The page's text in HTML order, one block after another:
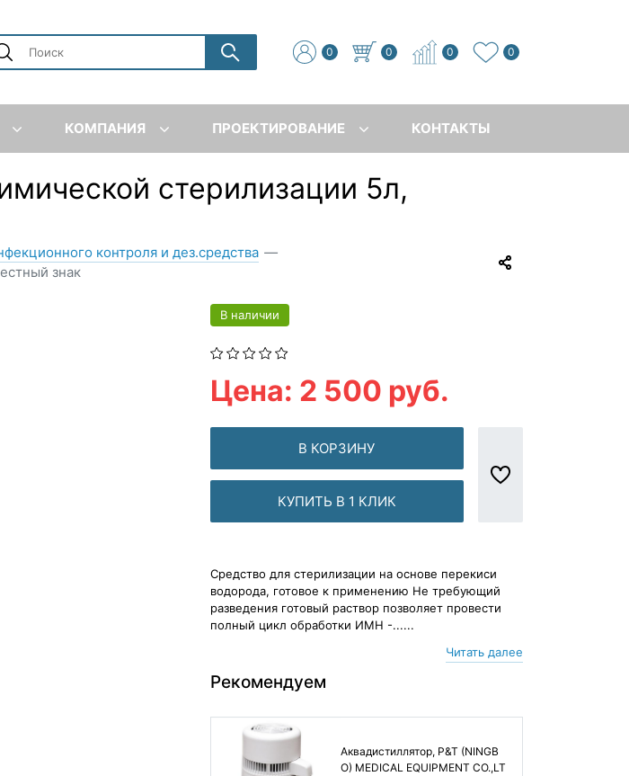
0 0 0 0
КОМПАНИЯ ПРОЕКТИРОВАНИЕ КОНТАКТЫ
стерилизации 5л,
контроля и дез.средства —
знак
В наличии
Цена: 2 500 руб.
В КОРЗИНУ
КУПИТЬ В 1 КЛИК
Средство для стерилизации на основе перекиси
водорода, готовое к применению Не требующий
разведения готовый раствор позволяет провести
полный цикл обработки ИМН -......
Читать далее
Рекомендуем
Аквадистиллятор, P&T (NINGB
O) MEDICAL EQUIPMENT CO.,LT